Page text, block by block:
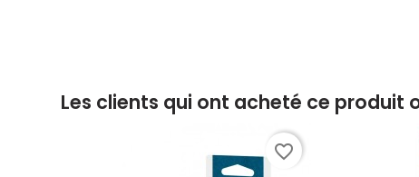
Les clients qui ont acheté ce produit
favorite_border